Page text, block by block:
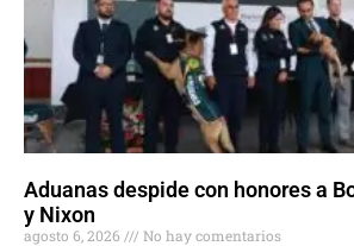
Aduanas despide con honores a
y Nixon
agosto 6, 2026
No hay comentarios